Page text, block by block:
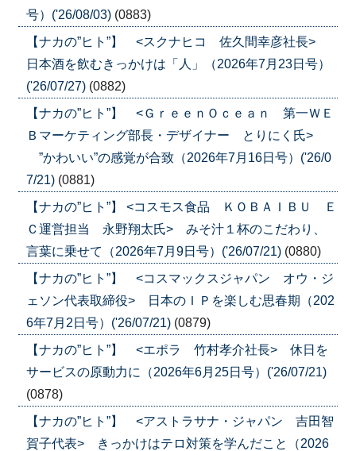
号）('26/08/03) (0883)
【ナカの”ヒト”】 <スクナヒコ 佐久間幸彦社長>
日本酒を飲むきっかけは「人」（2026年7月23日号）
('26/07/27) (0882)
【ナカの”ヒト”】 <ＧｒｅｅｎＯｃｅａｎ 第一ＷＥ
Ｂマーケティング部長・デザイナー とりにく氏>
”かわいい”の感覚が合致（2026年7月16日号）('26/0
7/21) (0881)
【ナカの”ヒト”】 <コスモス食品 ＫＯＢＡＩＢＵ Ｅ
Ｃ運営担当 永野翔太氏> みそ汁１杯のこだわり、
言葉に乗せて（2026年7月9日号）('26/07/21) (0880)
【ナカの”ヒト”】 <コスマックスジャパン オウ・ジ
ェソン代表取締役> 日本のＩＰを楽しむ思春期（202
6年7月2日号）('26/07/21) (0879)
【ナカの”ヒト”】 <エポラ 竹村孝介社長> 休日を
サービスの原動力に（2026年6月25日号）('26/07/21)
(0878)
【ナカの”ヒト”】 <アストラサナ・ジャパン 吉田智
賀子代表> きっかけはテロ対策を学んだこと（2026